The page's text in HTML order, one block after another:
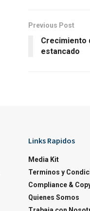
Previous Post
Crecimiento
estancado
Links Rapidos
Media Kit
Terminos y
Compliance &
Quienes Somos